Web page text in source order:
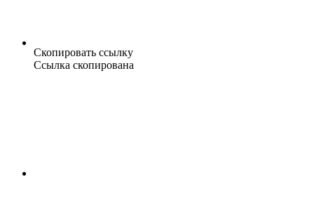
Скопировать ссылку
Ссылка скопирована